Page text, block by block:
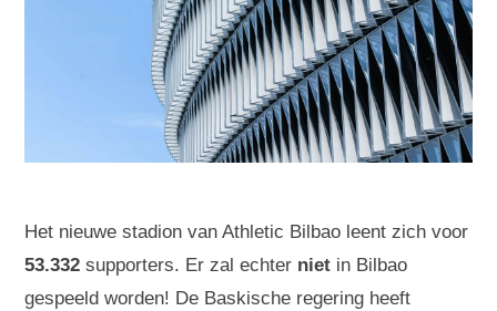
Het nieuwe stadion van Athletic Bilbao leent zich voor
53.332 supporters. Er zal echter niet in Bilbao
gespeeld worden! De Baskische regering heeft